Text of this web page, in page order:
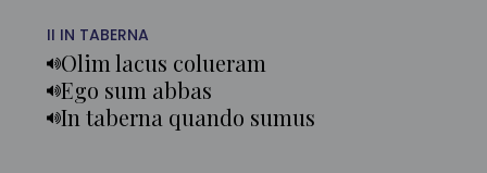
II IN TABERNA
Olim lacus colueram
Ego sum abbas
In taberna quando sumus